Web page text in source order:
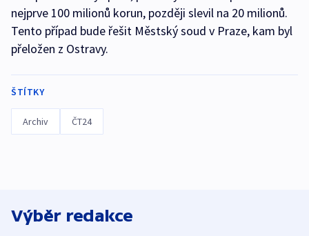
nejprve 100 milionů korun, později slevil na 20 milionů.
Tento případ bude řešit Městský soud v Praze, kam byl
přeložen z Ostravy.
ŠTÍTKY
Archiv ČT24
Výběr redakce